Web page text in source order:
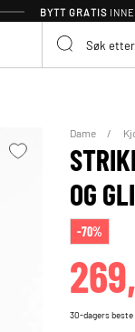
BYTT GRATIS
Dame
OG
-70%
30-dagers